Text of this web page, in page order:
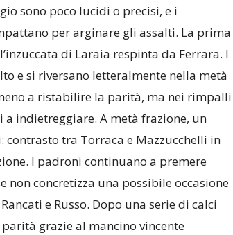
sono poco lucidi o precisi, e i
per arginare gli assalti. La prima
di Laraia respinta da Ferrara. I
e si riversano letteralmente nella metà
a ristabilire la parità, ma nei rimpalli
indietreggiare. A metà frazione, un
contrasto tra Torraca e Mazzucchelli in
I padroni continuano a premere
non concretizza una possibile occasione
e Russo. Dopo una serie di calci
grazie al mancino vincente